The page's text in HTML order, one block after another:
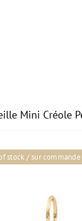
Mini Créole
stock / sur